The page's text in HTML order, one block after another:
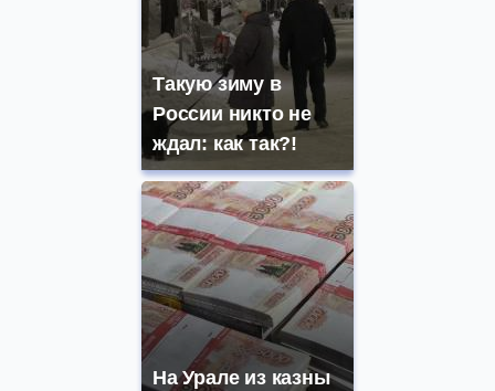
Такую зиму в
России никто не
ждал: как так?!
На Урале из казны